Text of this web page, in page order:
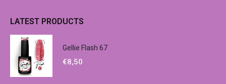
LATEST PRODUCTS
Gellie Flash 67
€8,50